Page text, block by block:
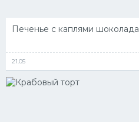
Печенье с каплями шоколада
21.05